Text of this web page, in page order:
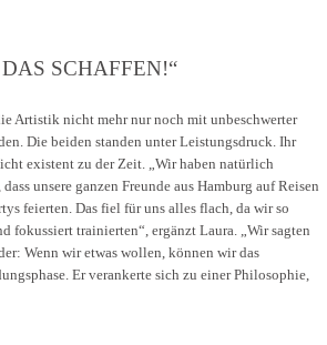
SCHAFFEN!“
Artistik nicht mehr nur noch mit unbeschwerter
Die beiden standen unter Leistungsdruck. Ihr
existent zu der Zeit. „Wir haben natürlich
unsere ganzen Freunde aus Hamburg auf Reisen
feierten. Das fiel für uns alles flach, da wir so
fokussiert trainierten“, ergänzt Laura. „Wir sagten
Wenn wir etwas wollen, können wir das
Er verankerte sich zu einer Philosophie,